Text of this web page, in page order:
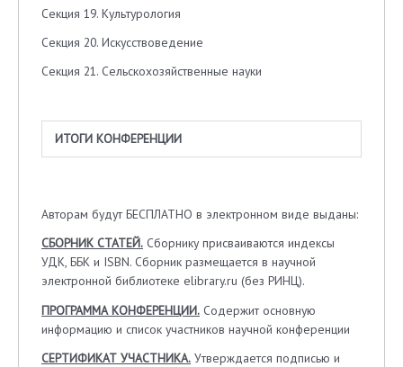
Секция 19. Культурология
Секция 20. Искусствоведение
Секция 21. Сельскохозяйственные науки
ИТОГИ КОНФЕРЕНЦИИ
Авторам будут БЕСПЛАТНО в электронном виде выданы:
СБОРНИК СТАТЕЙ. Сборнику присваиваются индексы
УДК, ББK и ISBN. Сборник размещается в научной
электронной библиотеке elibrary.ru (без РИНЦ).
ПРОГРАММА КОНФЕРЕНЦИИ. Содержит основную
информацию и список участников научной конференции
СЕРТИФИКАТ УЧАСТНИКА. Утверждается подписью и